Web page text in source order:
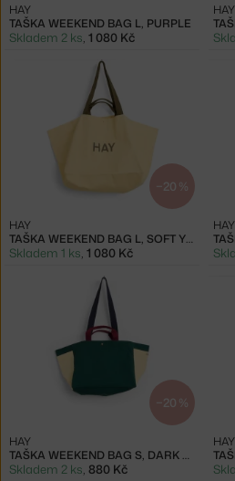
TAŠKA WEEKEND BAG L, PURPLE
HAY
Skladem 2 ks 1 080 Kč
HAY
−20 %
TAŠKA WEEKEND BAG L, SOFT YELLOW
HAY
Skladem 1 ks, 1 080 Kč
HAY
−20 %
TAŠKA WEEKEND BAG S, DARK GREEN MULTI
HAY
Skladem 2 ks, 880 Kč
HAY